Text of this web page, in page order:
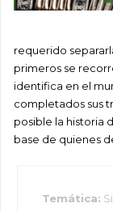
requerido
primeros se
identifica en el
completados sus
posible la historia
base de quienes
Temática: